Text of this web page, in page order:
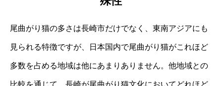
尾曲がり猫の多さは長崎市だけでなく、東南アジアにも
見られる特徴ですが、日本国内で尾曲がり猫がこれほど
多数を占める地域は他にあまりありません。他地域との
比較を通じて、長崎が尾曲がり猫文化においてどれほど